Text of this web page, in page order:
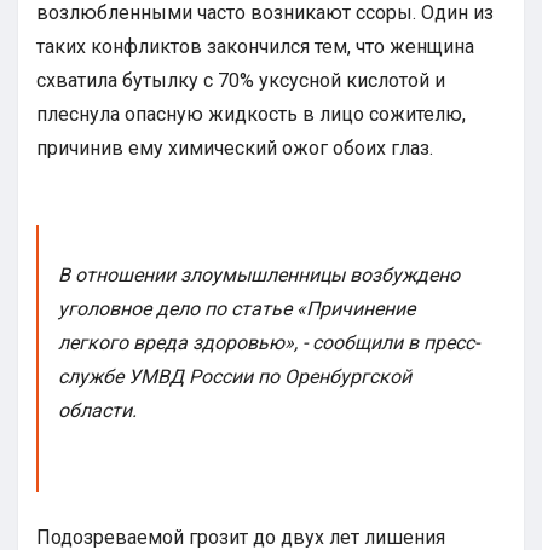
возлюбленными часто возникают ссоры. Один из
таких конфликтов закончился тем, что женщина
схватила бутылку с 70% уксусной кислотой и
плеснула опасную жидкость в лицо сожителю,
причинив ему химический ожог обоих глаз.
В отношении злоумышленницы возбуждено
уголовное дело по статье «Причинение
легкого вреда здоровью», - сообщили в пресс-
службе УМВД России по Оренбургской
области.
Подозреваемой грозит до двух лет лишения